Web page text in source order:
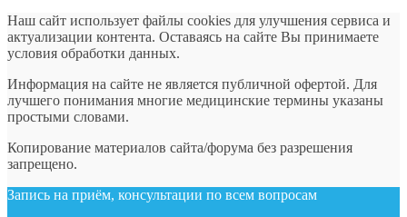
Наш сайт использует файлы cookies для улучшения сервиса и
актуализации контента. Оставаясь на сайте Вы принимаете
условия обработки данных.
Информация на сайте не является публичной офертой. Для
лучшего понимания многие медицинские термины указаны
простыми словами.
Копирование материалов сайта/форума без разрешения
запрещено.
Запись на приём, консультации по всем вопросам